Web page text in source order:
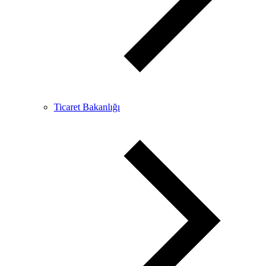
Ticaret Bakanlığı